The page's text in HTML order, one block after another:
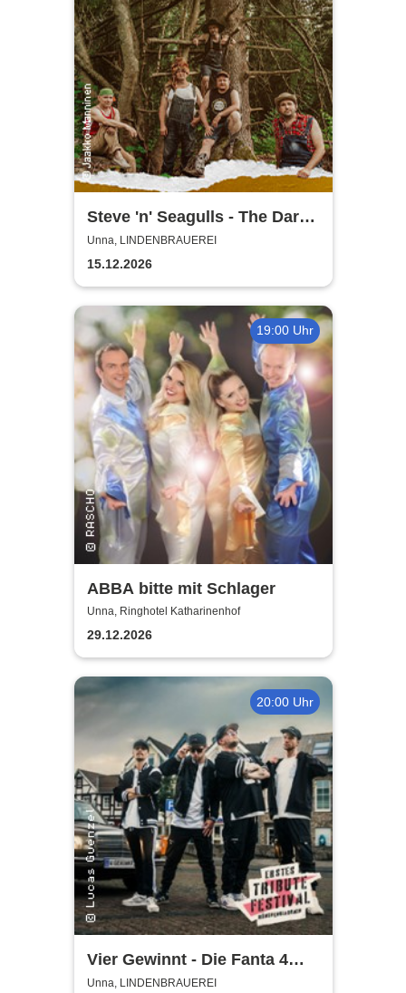
Steve 'n' Seagulls - The Dark
Side of the Moo Part II
Unna, LINDENBRAUEREI
15.12.2026
19:00 Uhr
ABBA bitte mit Schlager
Unna, Ringhotel Katharinenhof
29.12.2026
20:00 Uhr
Vier Gewinnt - Die Fanta 4
Tributeband
Unna, LINDENBRAUEREI